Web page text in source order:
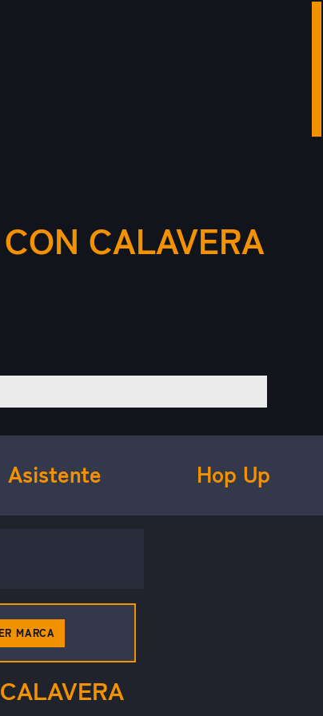
CALAVERA
Asistente Hop Up
MARCA